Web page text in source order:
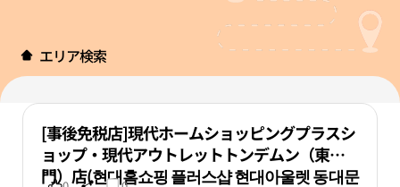
エリア検索
[事後免税店]現代ホームショッピングプラスシ
ョップ・現代アウトレットトンデムン（東大
門）店(현대홈쇼핑 플러스샵 현대아울렛 동대문